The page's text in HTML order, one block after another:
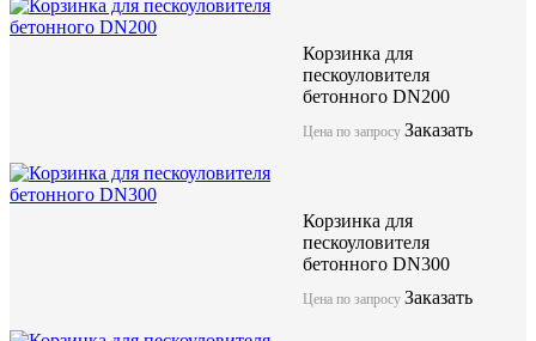
Корзинка для
пескоуловителя
бетонного DN200
Цена по запросуЗаказать
Корзинка для
пескоуловителя
бетонного DN300
Цена по запросуЗаказать